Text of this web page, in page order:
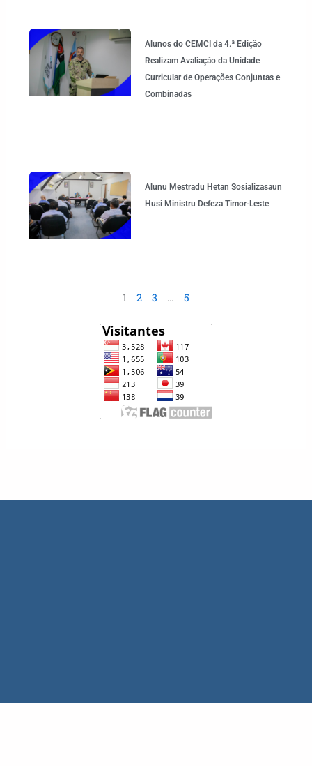
Alunos do CEMCI da 4.ª Edição
Realizam Avaliação da Unidade
Curricular de Operações Conjuntas e
Combinadas
Alunu Mestradu Hetan Sosializasaun
Husi Ministru Defeza Timor-Leste
1 2 3 … 5